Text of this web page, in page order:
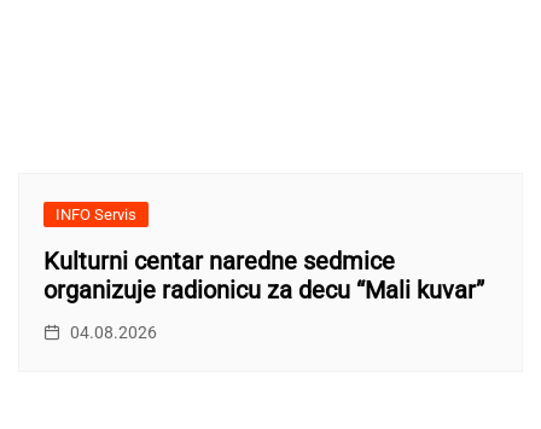
INFO Servis
Kulturni centar naredne sedmice
organizuje radionicu za decu “Mali kuvar”
04.08.2026